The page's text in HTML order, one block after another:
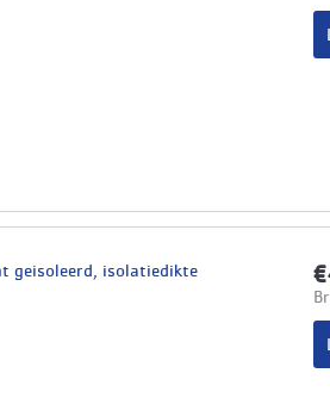
geisoleerd, isolatiedikte